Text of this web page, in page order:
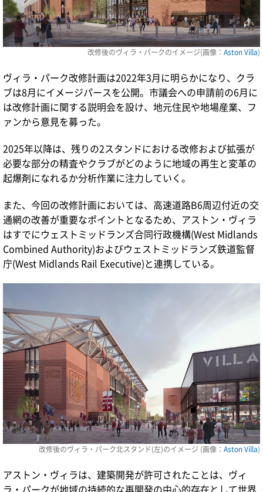
改修後のヴィラ・パークのイメージ(画像： Aston Villa)
ヴィラ・パーク改修計画は2022年3月に明らかになり、クラ
ブは8月にイメージパースを公開。市議会への申請前の6月に
は改修計画に関する説明会を設け、地元住民や地場産業、フ
ァンから意見を募った。
2025年以降は、残りの2スタンドにおける改修および拡張が
必要な部分の精査やクラブがどのように地域の再生と変革の
起爆剤になれるか分析作業に注力していく。
また、今回の改修計画においては、高速道路B6周辺付近の交
通網の改善が重要なポイントとなるため、アストン・ヴィラ
はすでにウェストミッドランズ合同行政機構(West Midlands
Combined Authority)およびウェストミッドランズ鉄道監督
庁(West Midlands Rail Executive)と連携している。
改修後のヴィラ・パーク北スタンド(左)のイメージ (画像： Aston Villa)
アストン・ヴィラは、建築開発が許可されたことは、ヴィ
ラ・パークが地域の持続的な再開発の中心的存在として世界